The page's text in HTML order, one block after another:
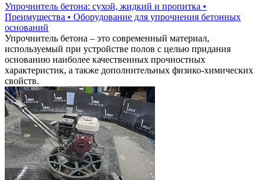
Упрочнитель бетона: сухой, жидкий и пропитка •
Преимущества • Оборудование для упрочнения бетонных
оснований
Упрочнитель бетона – это современный материал,
используемый при устройстве полов с целью придания
основанию наиболее качественных прочностных
характеристик, а также дополнительных физико-химических
свойств.